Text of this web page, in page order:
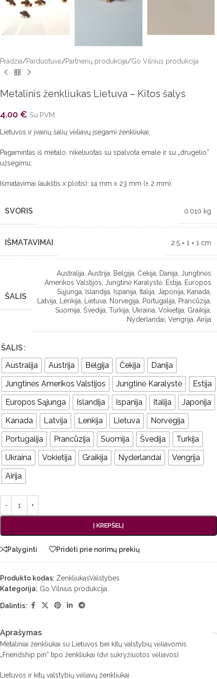
Pradžia/Parduotuvė/Partnerių produkcija/Go Vilnius produkcija
Metalinis ženkliukas Lietuva – Kitos šalys
4.00 € Su PVM
Lietuvos ir įvairių šalių vėliavų įsegami ženkliukai;
Pagamintas iš metalo, nikeliuotas su spalvota emale ir su „drugelio”
užsegimu;
Išmatavimai (aukštis x plotis): 14 mm x 23 mm (± 2 mm).
SVORIS 0.010 kg
IŠMATAVIMAI 2.5 × 1 × 1 cm
ŠALIS
Australija Austrija Belgija Čekija Danija Jungtinės
Amerikos Valstijos Jungtinė Karalystė Estija
Europos
Sąjunga
Islandija Ispanija Italija Japonija Kanada
Latvija
Lenkija Lietuva Norvegija Portugalija Prancūzija
Suomija Švedija Turkija Ukraina Vokietija Graikija
Nyderlandai Vengrija Airija
ŠALIS
Australija
Austrija Belgija Čekija
Danija
Jungtinės Amerikos Valstijos
Jungtinė Karalystė
Estija
Europos Sąjunga
Islandija Ispanija Italija
Japonija
Kanada
Latvija Lenkija Lietuva
Norvegija
Portugalija
Prancūzija Suomija Švedija
Turkija
Ukraina
Vokietija Graikija Nyderlandai
Vengrija
Airija
Į KREPŠELĮ
Palyginti Pridėti prie norimų prekių
Produkto kodas: ZenkliukasValstybes
Kategorija: Go Vilnius produkcija
Dalintis:
Aprašymas
Metaliniai ženkliukai su Lietuvos bei kitų valstybių vėliavomis.
„Friendship pin” tipo ženkliukai (dvi sukryžiuotos vėliavos).
Lietuvos ir kitų valstybių vėliavų ženkliukai.